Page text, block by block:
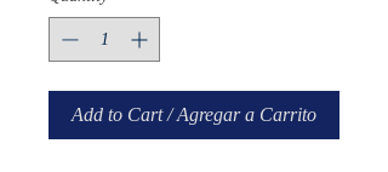
Add to Cart / Agregar a Carrito